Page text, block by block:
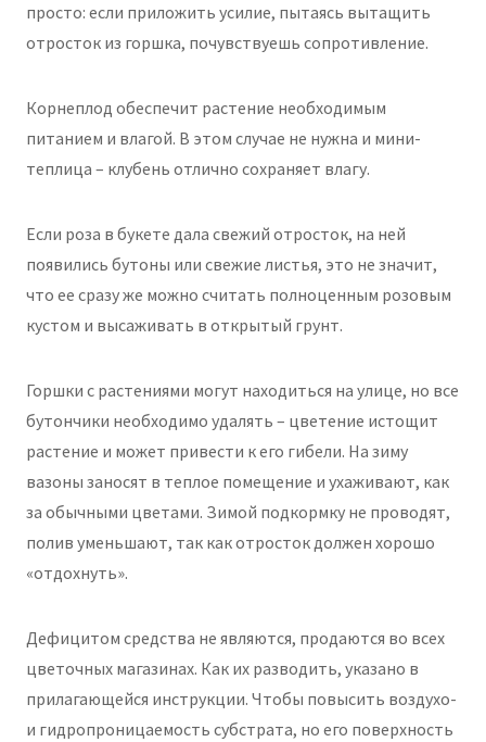
просто: если приложить усилие, пытаясь вытащить
отросток из горшка, почувствуешь сопротивление.
Корнеплод обеспечит растение необходимым
питанием и влагой. В этом случае не нужна и мини-
теплица – клубень отлично сохраняет влагу.
Если роза в букете дала свежий отросток, на ней
появились бутоны или свежие листья, это не значит,
что ее сразу же можно считать полноценным розовым
кустом и высаживать в открытый грунт.
Горшки с растениями могут находиться на улице, но все
бутончики необходимо удалять – цветение истощит
растение и может привести к его гибели. На зиму
вазоны заносят в теплое помещение и ухаживают, как
за обычными цветами. Зимой подкормку не проводят,
полив уменьшают, так как отросток должен хорошо
«отдохнуть».
Дефицитом средства не являются, продаются во всех
цветочных магазинах. Как их разводить, указано в
прилагающейся инструкции. Чтобы повысить воздухо-
и гидропроницаемость субстрата, но его поверхность